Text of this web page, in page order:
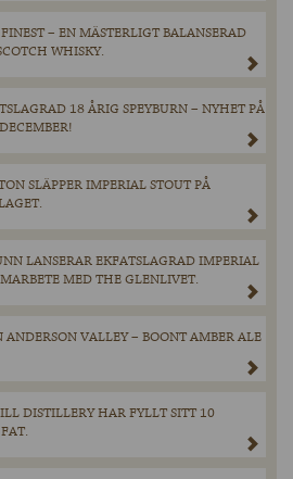
FINEST – EN MÄSTERLIGT BALANSERAD
WHISKY.
18 ÅRIG SPEYBURN – NYHET PÅ
SLÄPPER IMPERIAL STOUT PÅ
LANSERAR EKFATSLAGRAD IMPERIAL
MED THE GLENLIVET.
ANDERSON VALLEY – BOONT AMBER ALE
DISTILLERY HAR FYLLT SITT 10